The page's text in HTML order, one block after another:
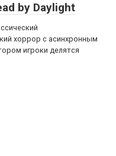
by Daylight
хоррор с асинхронным
игроки делятся